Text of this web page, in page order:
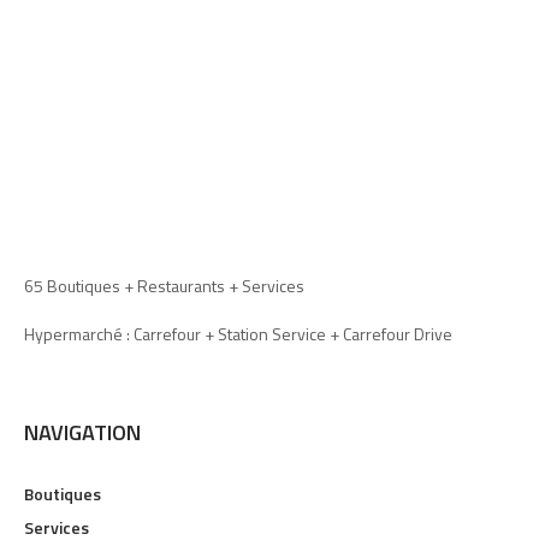
65 Boutiques + Restaurants + Services
Hypermarché : Carrefour + Station Service + Carrefour Drive
NAVIGATION
Boutiques
Services